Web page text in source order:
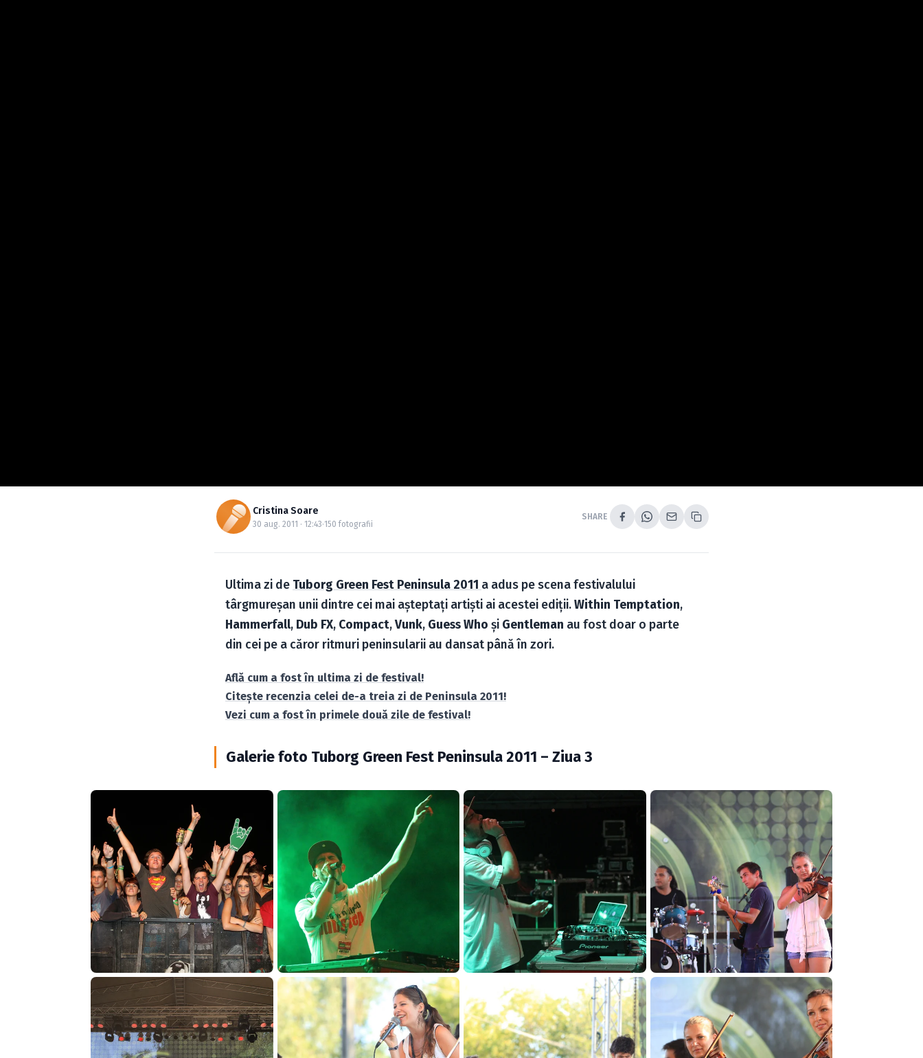
Cristina Soare
30 aug. 2011 · 12:43·150 fotografii
SHARE
Ultima zi de Tuborg Green Fest Peninsula 2011 a adus pe scena festivalului
târgmureşan unii dintre cei mai aşteptaţi artişti ai acestei ediţii.Within Temptation,
Hammerfall, Dub FX, Compact,Vunk, Guess Who şi Gentleman au fost doar o parte
din cei pe a căror ritmuri peninsularii au dansat până în zori.
Află cum a fost în ultima zi de festival!
Citeşte recenzia celei de-a treia zi de Peninsula 2011!
Vezi cum a fost în primele două zile de festival!
Galerie foto Tuborg Green Fest Peninsula 2011 – Ziua 3